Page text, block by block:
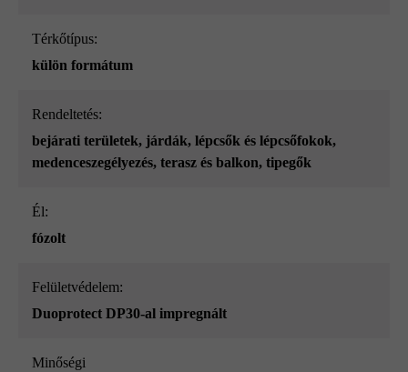
Térkőtípus:
külön formátum
Rendeltetés:
bejárati területek, járdák, lépcsők és lépcsőfokok,
medenceszegélyezés, terasz és balkon, tipegők
él:
fózolt
Felületvédelem:
Duoprotect DP30-al impregnált
Minőségi